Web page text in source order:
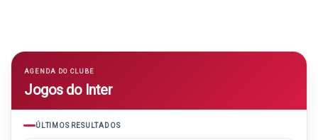
AGENDA DO CLUBE
Jogos do Inter
ÚLTIMOS RESULTADOS